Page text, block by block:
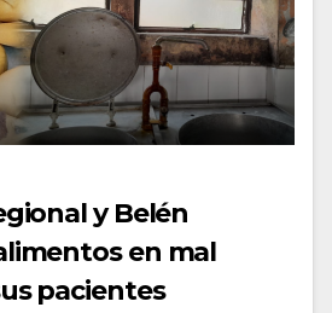
y Belén
en mal
pacientes